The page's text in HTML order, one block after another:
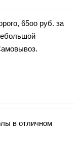
65оо руб. за
в отличном